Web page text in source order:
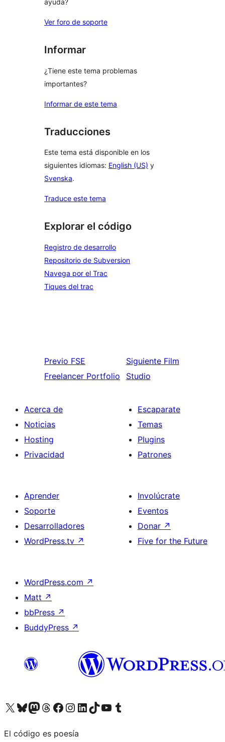
ayuda?
Ver foro de soporte
Informar
¿Tiene este tema problemas
importantes?
Informar de este tema
Traducciones
Este tema está disponible en los
siguientes idiomas: English (US) y
Svenska.
Traduce este tema
Explorar el código
Registro de desarrollo
Repositorio de Subversion
Navega por el Trac
Tiques del trac
Previo FSE
Freelancer Portfolio
Siguiente Film
Studio
Acerca de
Noticias
Hosting
Privacidad
Escaparate
Temas
Plugins
Patrones
Aprender
Soporte
Desarrolladores
WordPress.tv ↗
Involúcrate
Eventos
Donar ↗
Five for the Future
WordPress.com ↗
Matt ↗
bbPress ↗
BuddyPress ↗
Visita nuestra cuenta de X (anteriormente Twitter)
Visita nuestra cuenta de Bluesky
Visita nuestra cuenta de Mastodon
Visita nuestra cuenta de Threads
Visita nuestra página de Facebook
Visita nuestra cuenta de Instagram
Visita nuestra cuenta de LinkedIn
Visita nuestra cuenta de TikTok
Visita nuestro canal de YouTube
Visita nuestra cuenta de Tumblr
El código es poesía